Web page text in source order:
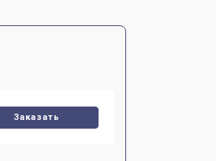
Заказать